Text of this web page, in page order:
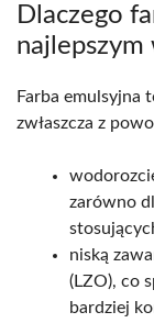
Dlaczego
najlepszym
Farba emulsyjna
zwłaszcza z
zarówno
niską
(LZO), co
bardziej